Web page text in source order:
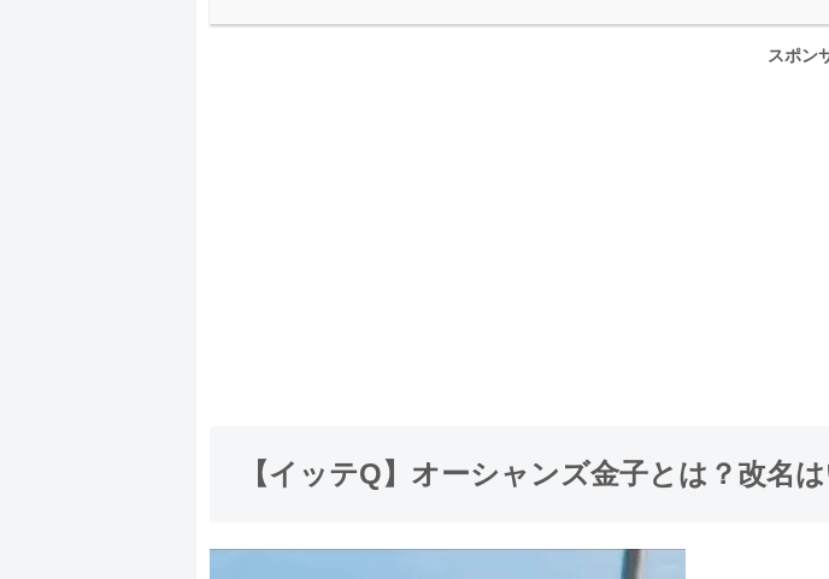
スポン
【イッテQ】オーシャンズ金子とは？改名